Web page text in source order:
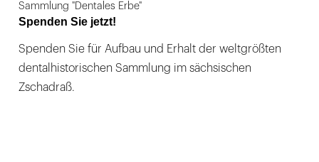
Sammlung "Dentales Erbe"
Spenden Sie jetzt!
Spenden Sie für Aufbau und Erhalt der weltgrößten
dentalhistorischen Sammlung im sächsischen
Zschadraß.